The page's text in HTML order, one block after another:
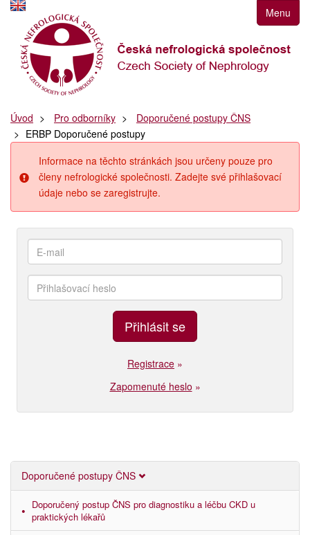
k
navigaci
Přejít
obsah
k
postrannímu
Klávesové
zkratky
Menu
Úvod Pro odborníky
Doporučené postupy ČNS
ERBP Doporučené postupy
Informace na těchto stránkách jsou určeny pouze pro
členy nefrologické společnosti. Zadejte své přihlašovací
údaje nebo se zaregistrujte.
Registrace »
Zapomenuté heslo »
Doporučené postupy ČNS
Doporučený postup ČNS pro diagnostiku a léčbu CKD u
praktických lékařů